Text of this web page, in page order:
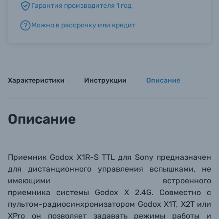
Б/У фототехника (Комиссионные товары)
Гарантия производителя 1 год
Можно в рассрочку или кредит
Характеристики Инструкции Описание
Описание
Приемник Godox X1R-S TTL для Sony предназначен
для дистанционного управления вспышками, не
имеющими встроенного
приемника системы Godox X 2.4G. Совместно с
пультом-радиосинхронизатором Godox X1T, X2T или
XPro он позволяет задавать режимы работы и